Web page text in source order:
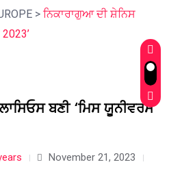
> ਨਿਕਾਰਾਗੁਆ ਦੀ ਸ਼ੇਨਿਸ
ਬਣੀ ‘ਮਿਸ ਯੂਨੀਵਰਸ
November 21, 2023